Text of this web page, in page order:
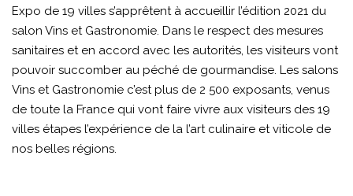
Expo de 19 villes s’apprêtent à accueillir l’édition 2021 du
salon Vins et Gastronomie. Dans le respect des mesures
sanitaires et en accord avec les autorités, les visiteurs vont
pouvoir succomber au péché de gourmandise. Les salons
Vins et Gastronomie c’est plus de 2 500 exposants, venus
de toute la France qui vont faire vivre aux visiteurs des 19
villes étapes l’expérience de la l’art culinaire et viticole de
nos belles régions.